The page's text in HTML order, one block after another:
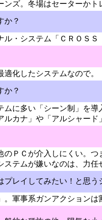
ンズ。冬場はセーターか
か？
ル・システム「ＣＲＯ
化したシステムなので。
か？
ムに多い「シーン制」を
ルカナ」や「アルシャー
のＰＣが介入しにくい。
ステムが嫌いなのは、力
プレイしてみたい！と思う
。軍事系ガンアクション